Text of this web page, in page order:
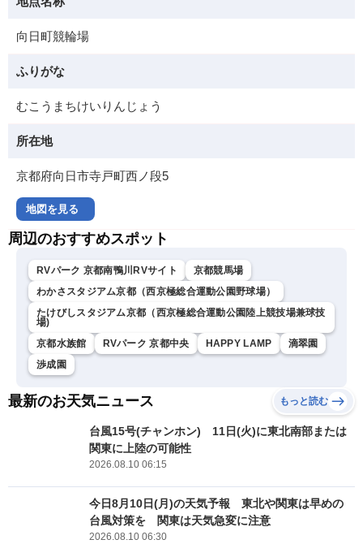
向日町競輪場
ふりがな
むこうまちけいりんじょう
所在地
京都府向日市寺戸町西ノ段5
地図を見る
周辺のおすすめスポット
RVパーク 京都南鴨川RVサイト
京都競馬場
わかさスタジアム京都（西京極総合運動公園野球場）
たけびしスタジアム京都（西京極総合運動公園陸上競技場兼球技
場)
京都水族館
RVパーク 京都中央 HAPPY LAMP
滴翠園
渉成園
最新のお天気ニュース もっと読む
台風15号(チャンホン) 11日(火)に東北南部または
関東に上陸の可能性
2026.08.10 06:15
今日8月10日(月)の天気予報 東北や関東は早めの
台風対策を 関東は天気急変に注意
2026.08.10 06:30